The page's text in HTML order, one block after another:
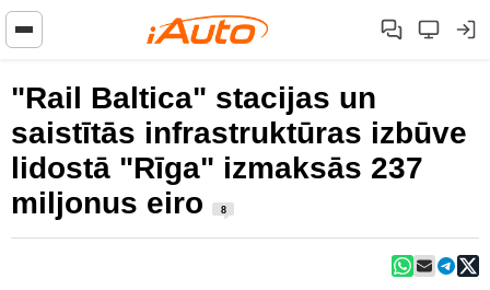
"Rail Baltica" stacijas un
saistītās infrastruktūras izbūve
lidostā "Rīga" izmaksās 237
miljonus eiro
8